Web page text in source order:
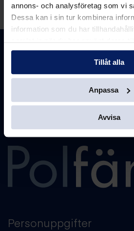
annons- och analysföretag som vi
Dessa kan i sin tur kombinera
information som du har
samlat in när du har använt deras
Tillåt alla
Anpassa
Avvisa
Elementvägen 3
LinkedIn
Personuppgifter